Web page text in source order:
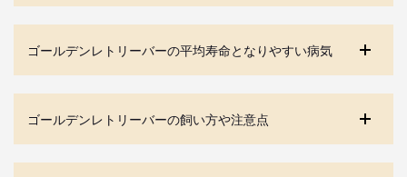
ゴールデンレトリーバーの平均寿命となりやすい病気
ゴールデンレトリーバーの飼い方や注意点